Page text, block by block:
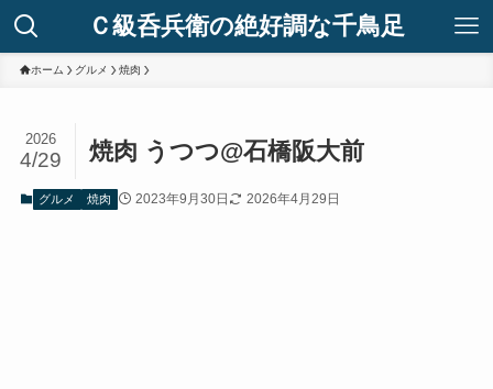
Ｃ級呑兵衛の絶好調な千鳥足
ホーム グルメ 焼肉
焼肉 うつつ@石橋阪大前
2026
4/29
グルメ 焼肉 2023年9月30日 2026年4月29日